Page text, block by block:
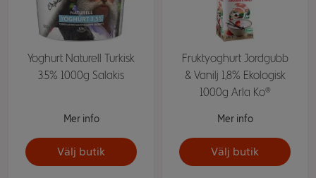
Yoghurt Naturell Turkisk
3.5% 1000g Salakis
Mer info
Välj butik
Fruktyoghurt Jordgubb
& Vanilj 1,8% Ekologisk
1000g Arla Ko®
Mer info
Välj butik